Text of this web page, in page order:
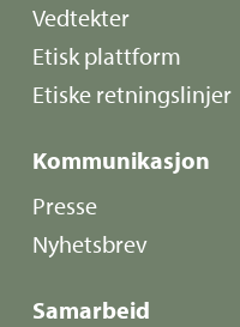
Vedtekter
Etisk plattform
Etiske retningslinjer
Kommunikasjon
Presse
Nyhetsbrev
Samarbeid